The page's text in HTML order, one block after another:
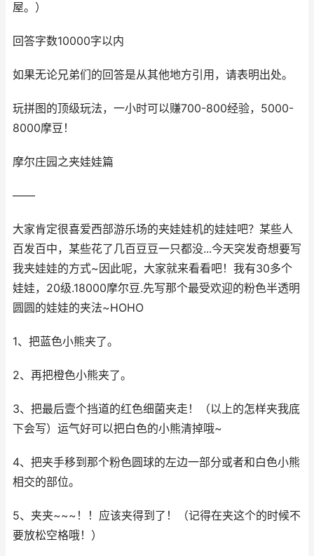
屋。）
回答字数10000字以内
如果无论兄弟们的回答是从其他地方引用，请表明出处。
玩拼图的顶级玩法，一小时可以赚700-800经验，5000-
8000摩豆！
摩尔庄园之夹娃娃篇
——
大家肯定很喜爱西部游乐场的夹娃娃机的娃娃吧？某些人
百发百中，某些花了几百豆豆一只都没...今天突发奇想要写
我夹娃娃的方式~因此呢，大家就来看看吧！我有30多个
娃娃，20级.18000摩尔豆.先写那个最受欢迎的粉色半透明
圆圆的娃娃的夹法~HOHO
1、把蓝色小熊夹了。
2、再把橙色小熊夹了。
3、把最后壹个挡道的红色细菌夹走！（以上的怎样夹我底
下会写）运气好可以把白色的小熊清掉哦~
4、把夹手移到那个粉色圆球的左边一部分或者和白色小熊
相交的部位。
5、夹夹~~~！！应该夹得到了！（记得在夹这个的时候不
要放松空格哦！）